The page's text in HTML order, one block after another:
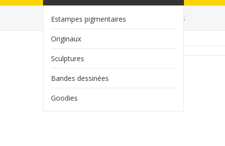
Estampes pigmentaires
Originaux
Sculptures
Bandes dessinées
Goodies
Accueil Tirage d'art Metropolis - DolOres